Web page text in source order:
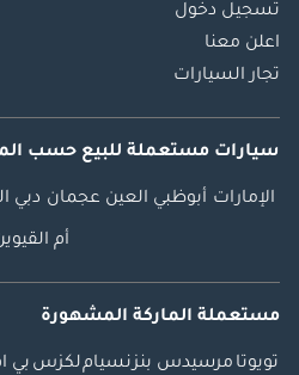
تسجيل دخول
اعلن معنا
تجار السيارات
سيارات مستعملة للبيع حسب
الإمارات أبوظبي العين عجمان دبي
أم
مستعملة الماركة المشهورة
تويوتا مرسيدس بنزنسياملكزس بي